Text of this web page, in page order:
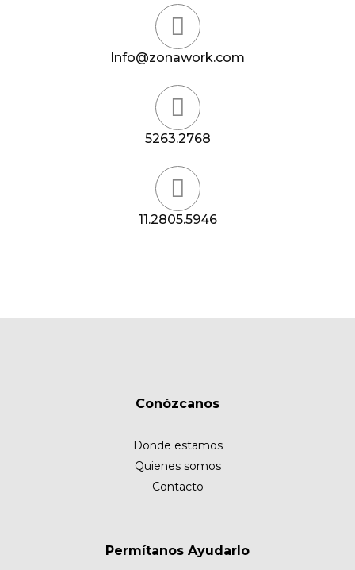
Info@zonawork.com
5263.2768
11.2805.5946
Conózcanos
Donde estamos
Quienes somos
Contacto
Permítanos Ayudarlo